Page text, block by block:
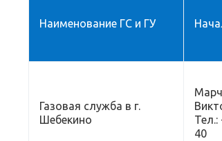
Наименование ГС и ГУ
Газовая служба в г.
Шебекино
Тел.:
40